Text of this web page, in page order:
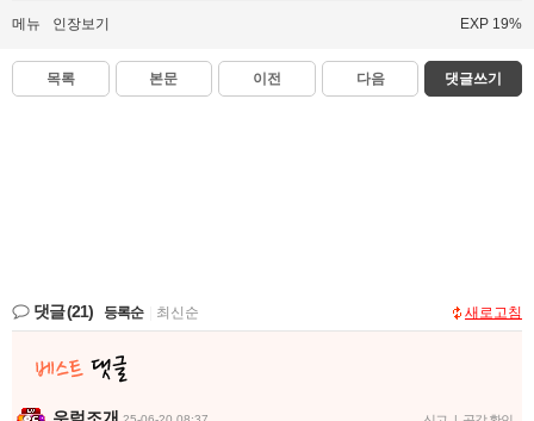
메뉴 인장보기 EXP 19%
목록 본문 이전 다음 댓글쓰기
댓글(21) 등록순 최신순 새로고침